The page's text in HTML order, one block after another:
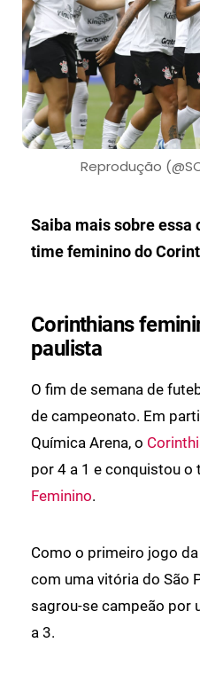
Reprodução
Saiba mais sobre essa
time feminino do
Corinthians
paulista
O fim de semana de
de campeonato. Em
Química Arena, o
por 4 a 1 e conquistou o
Feminino.
Como o primeiro jogo
com uma vitória do São
sagrou-se campeão por
a 3.